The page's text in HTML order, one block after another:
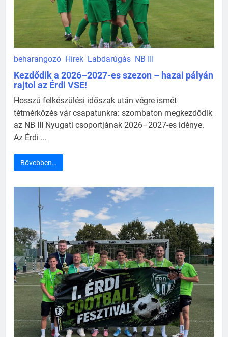
beharangozó Hírek Labdarúgás NB III
Kezdődik a 2026–2027-es szezon – hazai pályán
rajtol az Érdi VSE!
Hosszú felkészülési időszak után végre ismét
tétmérkőzés vár csapatunkra: szombaton megkezdődik
az NB III Nyugati csoportjának 2026–2027-es idénye.
Az Érdi ...
Bővebben…